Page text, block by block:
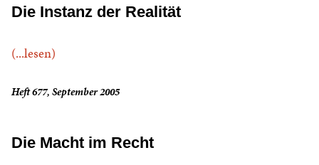
Die Instanz der Realität
(...lesen)
Heft 677, September 2005
Die Macht im Recht